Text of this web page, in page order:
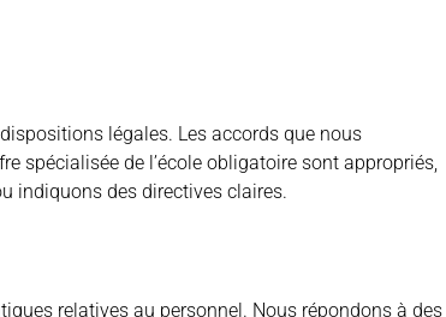
légales. Les accords que nous
spécialisée de l’école obligatoire sont appropriés,
indiquons des directives claires.
relatives au personnel. Nous répondons à des